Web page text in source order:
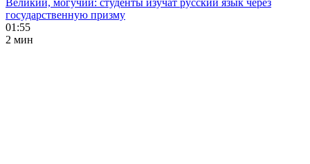
Великий, могучий: студенты изучат русский язык через
государственную призму
01:55
2 мин